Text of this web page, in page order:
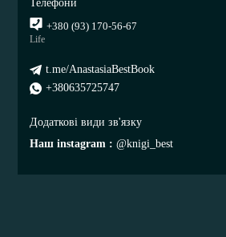
+380 (93) 170-56-67
Life
t.me/AnastasiaBestBook
+380635725747
Наш instagram @knigi_best